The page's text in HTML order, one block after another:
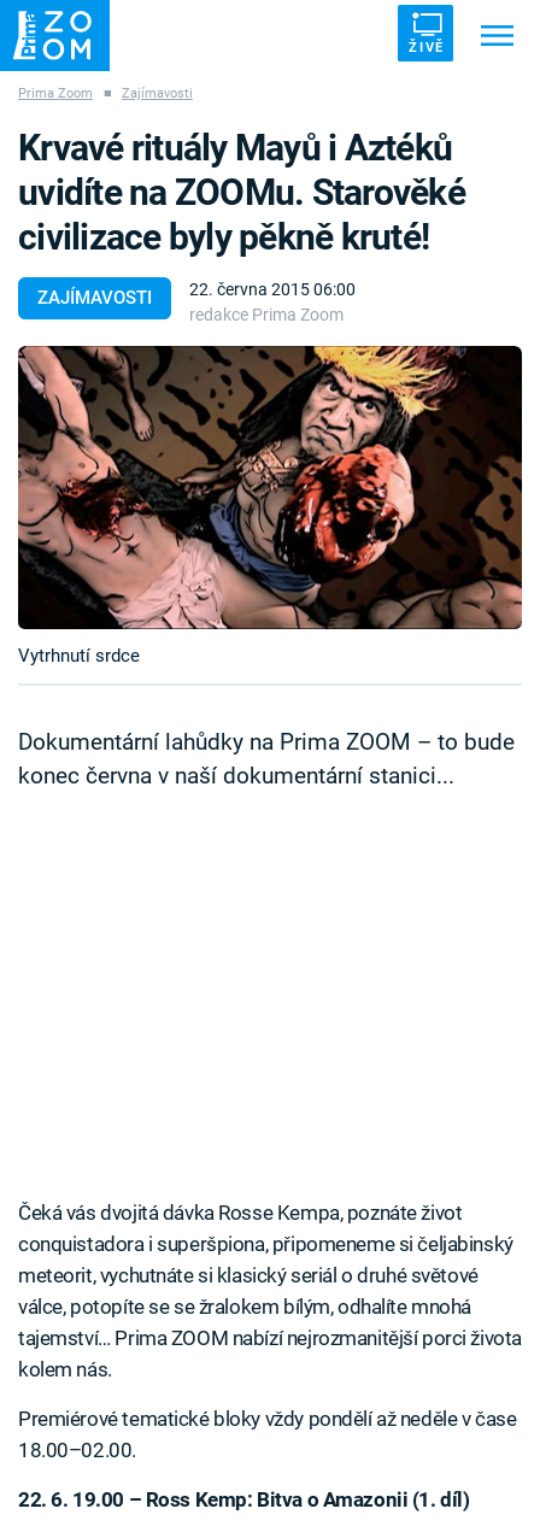
ŽIVĚ
ZÁHADY VETŘELCI DÁVNOVĚKU
Témata
Témata
Pořady
TV Program
Časopis
Sledujte prima+
Sledujte nás
Prima Zoom ■ Zajímavosti
ZAJÍMAVOSTI
22. června 2015 06:00
redakce Prima Zoom
Krvavé rituály Mayů i Aztéků
uvidíte na ZOOMu. Starověké
civilizace byly pěkně kruté!
Vytrhnutí srdce
Dokumentární lahůdky na Prima ZOOM – to bude
konec června v naší dokumentární stanici...
Čeká vás dvojitá dávka Rosse Kempa, poznáte život
conquistadora i superšpiona, připomeneme si čeljabinský
meteorit, vychutnáte si klasický seriál o druhé světové
válce, potopíte se se žralokem bílým, odhalíte mnohá
tajemství… Prima ZOOM nabízí nejrozmanitější porci života
kolem nás.
Premiérové tematické bloky vždy pondělí až neděle v čase
18.00–02.00.
22. 6. 19.00 – Ross Kemp: Bitva o Amazonii (1. díl)